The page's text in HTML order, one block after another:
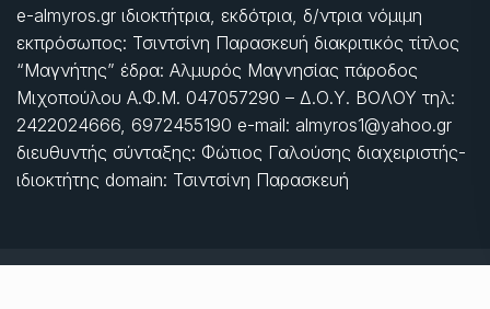
e-almyros.gr ιδιοκτήτρια, εκδότρια, δ/ντρια νόμιμη
εκπρόσωπος: Τσιντσίνη Παρασκευή διακριτικός τίτλος
“Μαγνήτης” έδρα: Αλμυρός Μαγνησίας πάροδος
Μιχοπούλου Α.Φ.Μ. 047057290 – Δ.Ο.Υ. ΒΟΛΟΥ τηλ:
2422024666, 6972455190 e-mail: almyros1@yahoo.gr
διευθυντής σύνταξης: Φώτιος Γαλούσης διαχειριστής-
ιδιοκτήτης domain: Τσιντσίνη Παρασκευή